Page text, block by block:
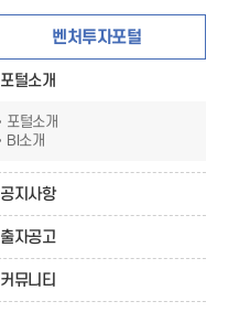
벤처투자포털
포털소개
포털소개
BI소개
공지사항
출자공고
커뮤니티